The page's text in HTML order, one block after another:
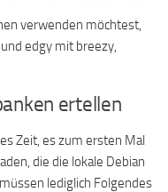
verwenden möchtest,
edgy mit breezy,
ertellen
Zeit, es zum ersten Mal
die die lokale Debian
lediglich Folgendes